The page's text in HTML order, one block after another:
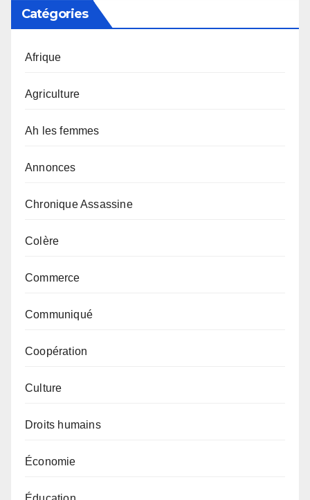
Catégories
Afrique
Agriculture
Ah les femmes
Annonces
Chronique Assassine
Colère
Commerce
Communiqué
Coopération
Culture
Droits humains
Économie